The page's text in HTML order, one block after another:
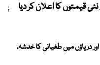
قیمتوں کا اعلان کر دیا
اور دریاؤں میں طغیانی کا خدشہ،